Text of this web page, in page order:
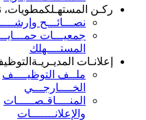
ركـن المستهـلكمطويات،
نصـــائـــح
جمعيـــات
المستــــهلك
إعلانـات المديـريـة
ملــف التوظيــــف
الخــــارجـــي
المنــــاقـصـــــات
والإعلانـــــــات